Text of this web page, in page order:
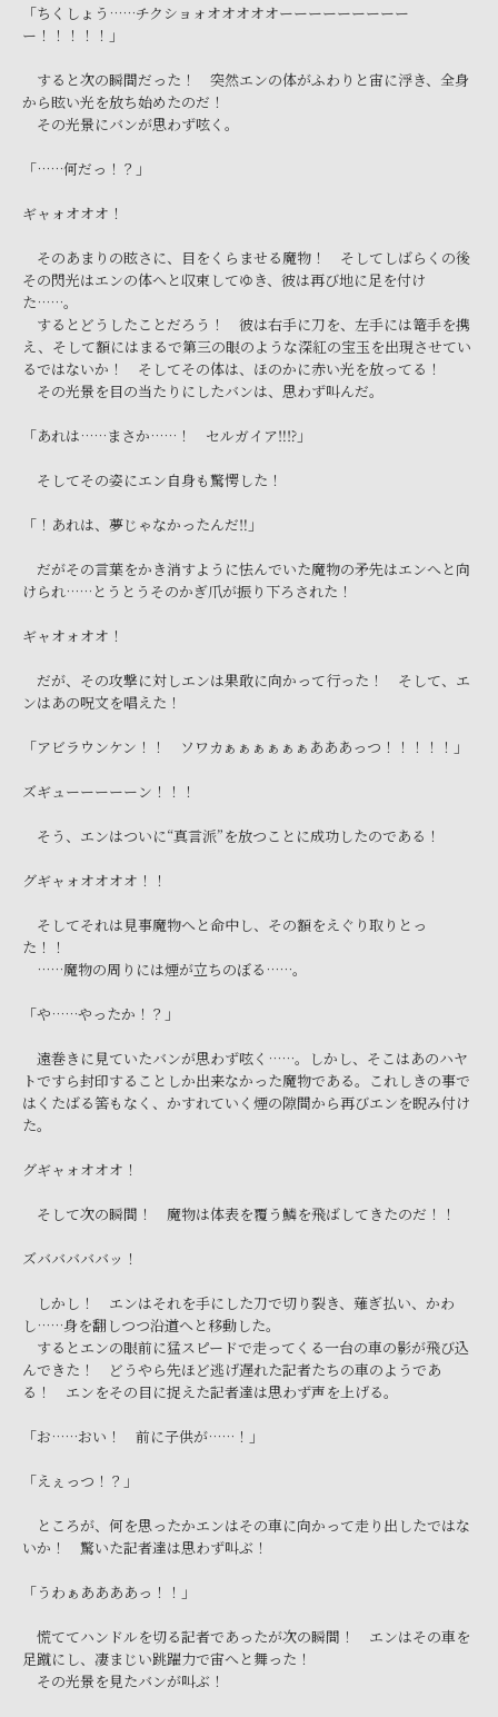
「ちくしょう……チクショォオオオオオーーーーーーーーー
ー！！！！！」
すると次の瞬間だった！ 突然エンの体がふわりと宙に浮き、全身
から眩い光を放ち始めたのだ！
その光景にバンが思わず呟く。
「……何だっ！？」
ギャォオオオ！
そのあまりの眩さに、目をくらませる魔物！ そしてしばらくの後
その閃光はエンの体へと収束してゆき、彼は再び地に足を付け
た……。
するとどうしたことだろう！ 彼は右手に刀を、左手には篭手を携
え、そして額にはまるで第三の眼のような深紅の宝玉を出現させてい
るではないか！ そしてその体は、ほのかに赤い光を放ってる！
その光景を目の当たりにしたバンは、思わず叫んだ。
「あれは……まさか……！ セルガイア‼⁉」
そしてその姿にエン自身も驚愕した！
「！あれは、夢じゃなかったんだ‼」
だがその言葉をかき消すように怯んでいた魔物の矛先はエンへと向
けられ……とうとうそのかぎ爪が振り下ろされた！
ギャオォオオ！
だが、その攻撃に対しエンは果敢に向かって行った！ そして、エ
ンはあの呪文を唱えた！
「アビラウンケン！！ ソワカぁぁぁぁぁぁあああっつ！！！！！」
ズギューーーーーン！！！
そう、エンはついに“真言派”を放つことに成功したのである！
グギャォオオオオ！！
そしてそれは見事魔物へと命中し、その額をえぐり取りとっ
た！！
……魔物の周りには煙が立ちのぼる……。
「や……やったか！？」
遠巻きに見ていたバンが思わず呟く……。しかし、そこはあのハヤ
トですら封印することしか出来なかった魔物である。これしきの事で
はくたばる筈もなく、かすれていく煙の隙間から再びエンを睨み付け
た。
グギャォオオオ！
そして次の瞬間！ 魔物は体表を覆う鱗を飛ばしてきたのだ！！
ズバババババッ！
しかし！ エンはそれを手にした刀で切り裂き、薙ぎ払い、かわ
し……身を翻しつつ沿道へと移動した。
するとエンの眼前に猛スピードで走ってくる一台の車の影が飛び込
んできた！ どうやら先ほど逃げ遅れた記者たちの車のようであ
る！ エンをその目に捉えた記者達は思わず声を上げる。
「お……おい！ 前に子供が……！」
「えぇっつ！？」
ところが、何を思ったかエンはその車に向かって走り出したではな
いか！ 驚いた記者達は思わず叫ぶ！
「うわぁああああっ！！」
慌ててハンドルを切る記者であったが次の瞬間！ エンはその車を
足蹴にし、凄まじい跳躍力で宙へと舞った！
その光景を見たバンが叫ぶ！